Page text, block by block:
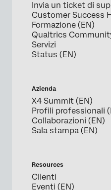
Invia un ticket di
Customer Success
Formazione (EN)
Qualtrics
Servizi
Status (EN)
Azienda
X4 Summit (EN)
Profili professionali
Collaborazioni (EN)
Sala stampa (EN)
Resources
Clienti
Eventi (EN)